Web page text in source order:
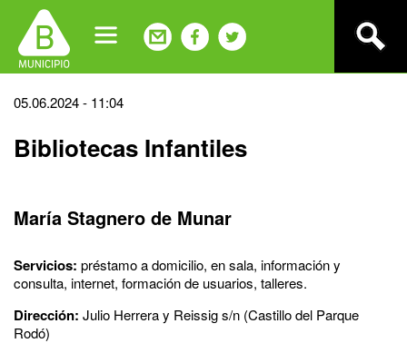
navigation
Back
top
05.06.2024 - 11:04
Bibliotecas Infantiles
María Stagnero de Munar
Servicios: préstamo a domicilio, en sala, información y
consulta, internet, formación de usuarios, talleres.
Dirección: Julio Herrera y Reissig s/n (Castillo del Parque
Rodó)